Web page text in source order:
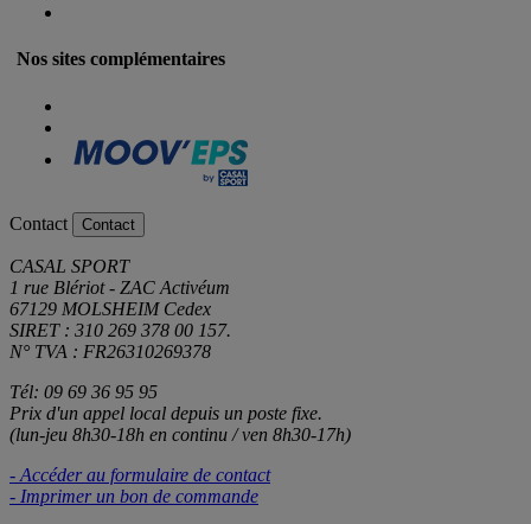
Nos sites complémentaires
Contact Contact
CASAL SPORT
1 rue Blériot - ZAC Activéum
67129 MOLSHEIM Cedex
SIRET : 310 269 378 00 157.
N° TVA : FR26310269378
Tél: 09 69 36 95 95
Prix d'un appel local depuis un poste fixe.
(lun-jeu 8h30-18h en continu / ven 8h30-17h)
- Accéder au formulaire de contact
- Imprimer un bon de commande